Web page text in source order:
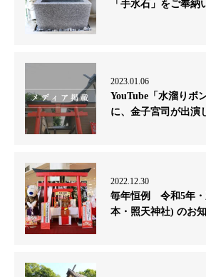
「手水石」をご奉納
2023.01.06
YouTube「水溜りボ
に、金子宮司が出演
2022.12.30
毎年恒例 令和5年・
本・照天神社) のお